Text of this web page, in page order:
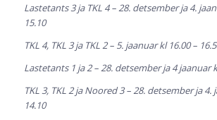
Lastetants 3 ja TKL 4 – 28. detsember ja 4.
15.10
TKL 4, TKL 3 ja TKL 2 – 5. jaanuar kl 16.00 –
Lastetants 1 ja 2 – 28. detsember ja 4 jaanuar
TKL 3, TKL 2 ja Noored 3 – 28. detsember ja 4.
14.10